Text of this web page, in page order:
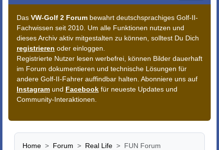
Das VW-Golf 2 Forum bewahrt deutschsprachiges Golf-II-
Fachwissen seit 2010. Um alle Funktionen nutzen und
dieses Archiv aktiv mitgestalten zu können, solltest Du Dich
registrieren oder einloggen.
Registrierte Nutzer lesen werbefrei, können Bilder dauerhaft
im Forum dokumentieren und technische Lösungen für
andere Golf-II-Fahrer auffindbar halten. Abonniere uns auf
Instagram und Facebook für neueste Updates und
Community-Interaktionen.
Home Forum Real Life FUN Forum